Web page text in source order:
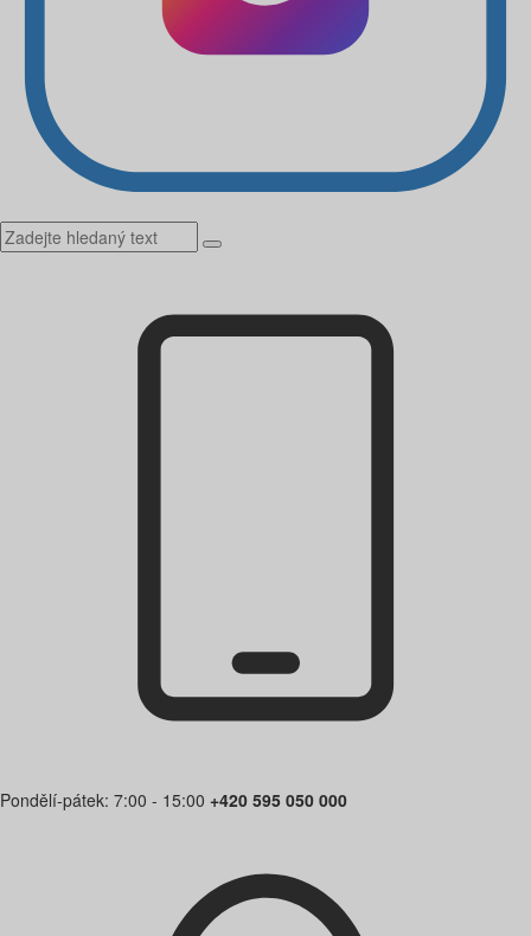
Pondělí-pátek: 7:00 - 15:00 +420 595 050 000